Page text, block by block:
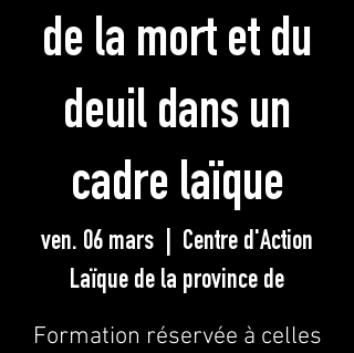
de la mort et du
deuil dans un
cadre laïque
ven. 06 mars
Centre d'Action
Laïque de la province de
Formation réservée à celles